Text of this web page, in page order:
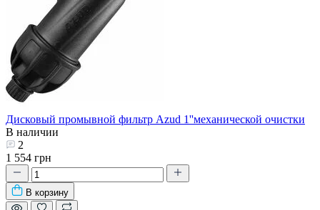
Дисковый промывной фильтр Azud 1''механической очистки
В наличии
2
1 554 грн
В корзину